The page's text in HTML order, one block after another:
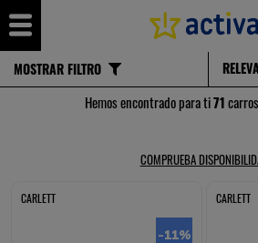
PEQUEÑO ELECTRODOMÉSTICO
MOSTRAR FILTRO
Hemos encontrado para ti71
COMPRUEBA
CARLETT
-11%
CARLETT